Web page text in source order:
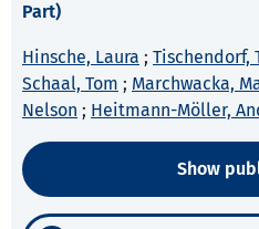
Part)
Hinsche, Laura ; Tischendorf,
Schaal, Tom ; Marchwacka,
Nelson ; Heitmann-Möller,
Show